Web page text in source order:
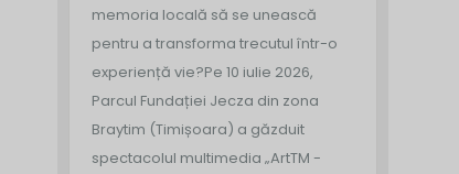
memoria locală să se unească
pentru a transforma trecutul într-o
experiență vie?Pe 10 iulie 2026,
Parcul Fundației Jecza din zona
Braytim (Timișoara) a găzduit
spectacolul multimedia „ArtTM -